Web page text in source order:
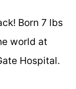
Born 7 lbs
world at
Hospital.